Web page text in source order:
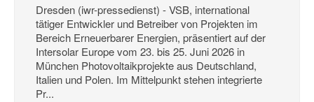
Dresden (iwr-pressedienst) - VSB, international
tätiger Entwickler und Betreiber von Projekten im
Bereich Erneuerbarer Energien, präsentiert auf der
Intersolar Europe vom 23. bis 25. Juni 2026 in
München Photovoltaikprojekte aus Deutschland,
Italien und Polen. Im Mittelpunkt stehen integrierte
Pr...